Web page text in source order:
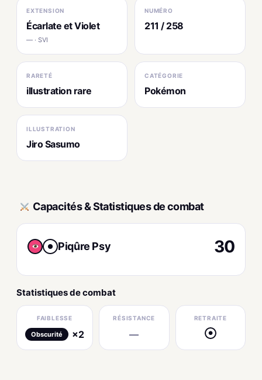
EXTENSION
Écarlate et Violet
— · SVI
NUMÉRO
211 / 258
RARETÉ
illustration rare
CATÉGORIE
Pokémon
ILLUSTRATION
Jiro Sasumo
Capacités & Statistiques de combat
● Piqûre Psy 30
Statistiques de combat
FAIBLESSE
Obscurité ×2
RÉSISTANCE
—
RETRAITE
●